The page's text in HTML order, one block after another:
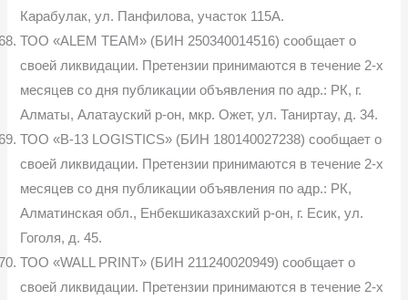
Карабулак, ул. Панфилова, участок 115А.
ТОО «ALEM TEAM» (БИН 250340014516) сообщает о
своей ликвидации. Претензии принимаются в течение 2-х
месяцев со дня публикации объявления по адр.: РК, г.
Алматы, Алатауский р-он, мкр. Ожет, ул. Таниртау, д. 34.
ТОО «B-13 LOGISTICS» (БИН 180140027238) сообщает о
своей ликвидации. Претензии принимаются в течение 2-х
месяцев со дня публикации объявления по адр.: РК,
Алматинская обл., Енбекшиказахский р-он, г. Есик, ул.
Гоголя, д. 45.
ТОО «WALL PRINT» (БИН 211240020949) сообщает о
своей ликвидации. Претензии принимаются в течение 2-х